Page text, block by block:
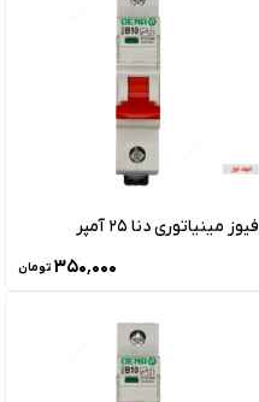
فیوز مینیاتوری دنا 25 آمپر
۳۵۰٬۰۰۰ تومان